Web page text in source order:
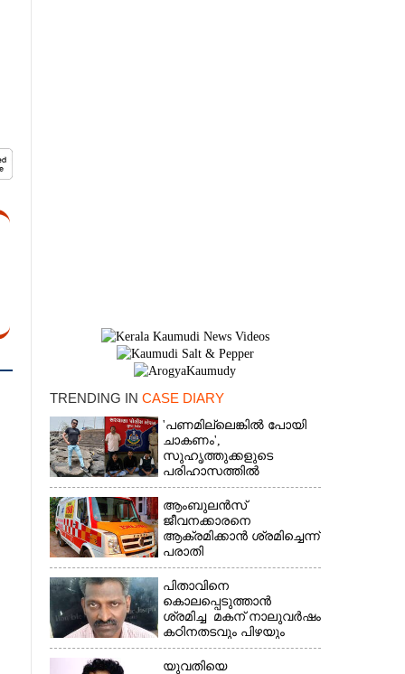
TRENDING IN CASE DIARY
'പണമില്ലെങ്കിൽ പോയി
ചാകണം',
സുഹൃത്തുക്കളുടെ
പരിഹാസത്തിൽ
വ്യവസായിയുടെ
ആത്മഹത്യ, മൂന്ന് പേർ
അറസ്റ്റിൽ
ആംബുലൻസ്
ജീവനക്കാരനെ
ആക്രമിക്കാൻ ശ്രമിച്ചെന്ന്
പരാതി
പിതാവിനെ
കൊലപ്പെടുത്താൻ
ശ്രമിച്ച മകന് നാലുവർഷം
കഠിനതടവും പിഴയും
യുവതിയെ
×